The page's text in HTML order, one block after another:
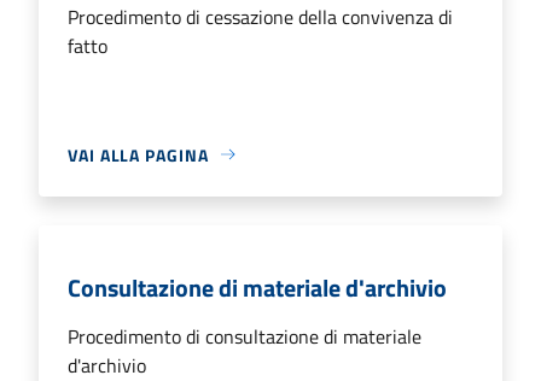
Procedimento di cessazione della convivenza di
fatto
VAI ALLA PAGINA
Consultazione di materiale d'archivio
Procedimento di consultazione di materiale
d'archivio